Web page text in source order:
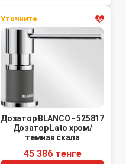
Уточните
Дозатор BLANCO - 525817
Дозатор Lato хром/
темная скала
45 386 тенге